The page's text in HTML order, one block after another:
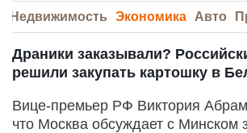
Недвижимость Экономика Авто
Драники заказывали?
решили закупать картошку в
Вице-премьер РФ Виктория
что Москва обсуждает с Минском